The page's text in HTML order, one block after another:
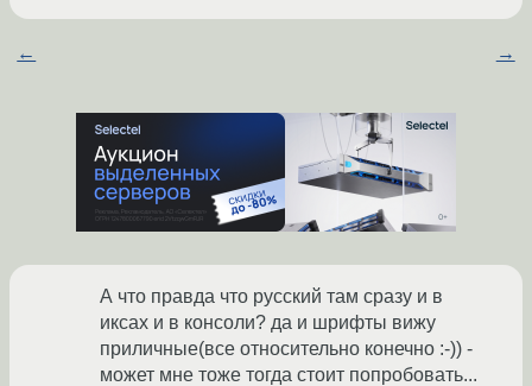
← →
А что правда что русский там сразу и в
иксах и в консоли? да и шрифты вижу
приличные(все относительно конечно :-)) -
может мне тоже тогда стоит попробовать...